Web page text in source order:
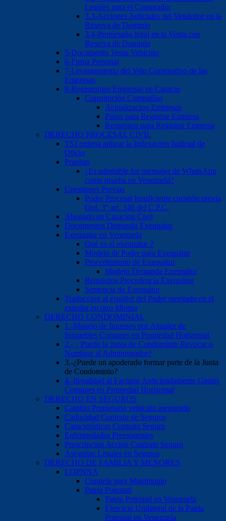
Legales para el Comprador
3.3-Acciones Judiciales del Vendedor en la
Reserva de Dominio
3.4-Propietario legal en la Venta con
Reserva de Dominio
5-Documento Venta Vehículo
6-Firma Personal
7-Levantamiento del Velo Corporativo de las
Empresas
8-Registramos Empresas en Caracas
Constitución Compañias
Actualizacion Empresas
Pasos para Registrar Empresa
Requisitos para Registrar Empresa
DERECHO PROCESAL CIVIL
TSJ ordena aplicar la Indexación Judicial de
Oficio
Pruebas
¿Es admisible los mensajes de WhatsApp
como prueba en Venezuela?
Cuestiones Previas
Poder Procesal Insuficiente cuestión previa
Ord. 3° art. 346 del C.P.C.
Abogado en Casacion Civil
Documentos Demanda Exequátur
Exequatur en Venezuela
Qué es el exequatur ?
Modelo de Poder para Exequátur
Procedimiento de Exequátur
Modelo Demanda Exequátur
Requisitos Procedencia Exequátur
Sentencia de Exequátur
Traduccion al español del Poder otorgado en el
exterior en otro Idioma
DERECHO CONDOMINIAL
1.-Manejo de Ingresos por Alquiler de
Inmuebles Comunes en Propiedad Horizontal
2.- ¿ Puede la Junta de Condominio Revocar o
Nombrar al Administrador?
3.-¿Puede un apoderado formar parte de la Junta
de Condominio?
4.-Ilegalidad al Facturar Anticipadamente Gastos
Comunes en Propiedad Horizontal
DERECHO EN SEGUROS
Cambio Propietario vehiculo asegurado
Caducidad Contrato de Seguros
Características Contrato Seguro
Enfermedades Preexistentes
Prescripcion Accion Contrato Seguro
Asesorias Legales en Seguros
DERECHO DE FAMILIA Y MENORES
LOPNNA
Curatela para Matrimonio
Patria Potestad
Patria Potestad en Venezuela
Ejercicio Unilateral de la Patria
Potestad en Venezuela